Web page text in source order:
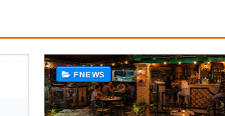
FNEWS